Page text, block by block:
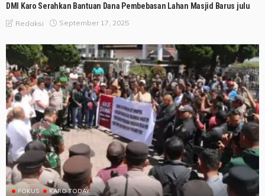
DMI Karo Serahkan Bantuan Dana Pembebasan Lahan Masjid Barus julu
Redaksi September 17, 2025
FOKUS KARO TODAY